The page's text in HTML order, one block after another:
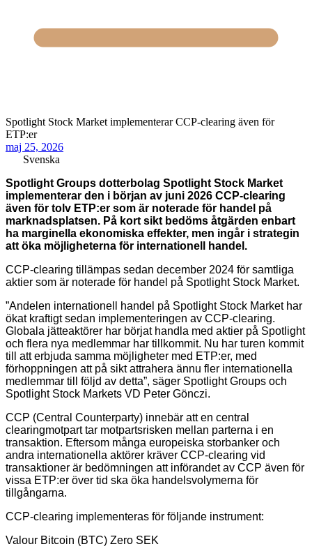
Spotlight Stock Market implementerar CCP-clearing även för
ETP:er
maj 25, 2026
Svenska
Spotlight Groups dotterbolag Spotlight Stock Market
implementerar den i början av juni 2026 CCP-clearing
även för tolv ETP:er som är noterade för handel på
marknadsplatsen. På kort sikt bedöms åtgärden enbart
ha marginella ekonomiska effekter, men ingår i strategin
att öka möjligheterna för internationell handel.
CCP-clearing tillämpas sedan december 2024 för samtliga
aktier som är noterade för handel på Spotlight Stock Market.
”Andelen internationell handel på Spotlight Stock Market har
ökat kraftigt sedan implementeringen av CCP-clearing.
Globala jätteaktörer har börjat handla med aktier på Spotlight
och flera nya medlemmar har tillkommit. Nu har turen kommit
till att erbjuda samma möjligheter med ETP:er, med
förhoppningen att på sikt attrahera ännu fler internationella
medlemmar till följd av detta”, säger Spotlight Groups och
Spotlight Stock Markets VD Peter Gönczi.
CCP (Central Counterparty) innebär att en central
clearingmotpart tar motpartsrisken mellan parterna i en
transaktion. Eftersom många europeiska storbanker och
andra internationella aktörer kräver CCP-clearing vid
transaktioner är bedömningen att införandet av CCP även för
vissa ETP:er över tid ska öka handelsvolymerna för
tillgångarna.
CCP-clearing implementeras för följande instrument:
Valour Bitcoin (BTC) Zero SEK